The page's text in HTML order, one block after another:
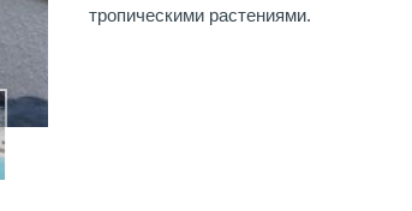
тропическими растениями.